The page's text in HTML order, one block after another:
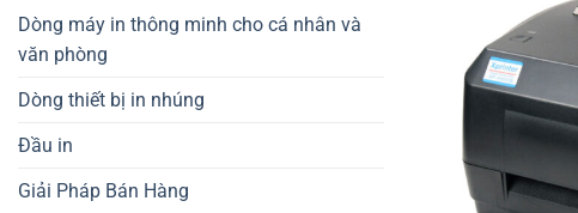
Dòng máy in thông minh cho cá nhân và
văn phòng
Dòng thiết bị in nhúng
Đầu in
Giải Pháp Bán Hàng